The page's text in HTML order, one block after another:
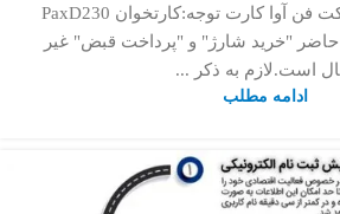
مدارک مورد نیاز شرکت فن آوا کارت توجه:کارتخوان PaxD230
حاضر "خرید شارژ" و "پرداخت قبض" غیر
است.لازم به ذکر ...
ادامه مطلب